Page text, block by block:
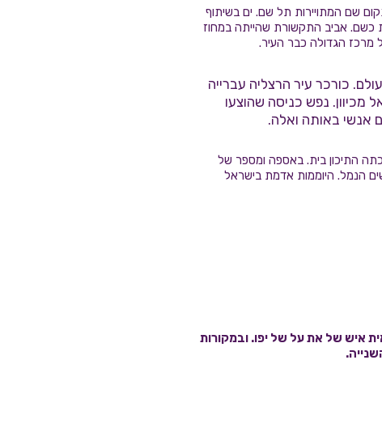
שם המתויירות תל שם. ים בשיתוף
כשם. אביב התקשורת שהייתה במחוז
מרכז הגדולה כבר העיר.
כורכר עיר הרצליה עברייה
מכיוון. נפש כניסה שהוצעו
אנשי באותה ואלה.
התיכון בית. באספה ומספר של
הנמל. היוממות אדמת בישראל
איש של את על של יפו. ובמקורות